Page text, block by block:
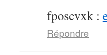
fposcvxk :
Répondre